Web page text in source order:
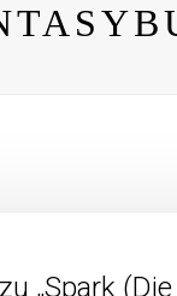
„Spark (Die